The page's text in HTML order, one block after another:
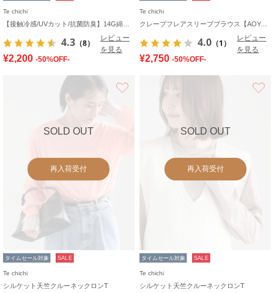
Te chichi
4.3 （8）
レビュー
を見る
¥2,200 -50%OFF-
Te chichi
クレープフレアスリーブブラウス【AOYAMA FASHION ASSOCIATION × Té chichi】
4.0 （1）
レビュー
を見る
¥2,750 -50%OFF-
SOLD OUT
再入荷受付
お気に入り
タイムセール対象 SALE
Te chichi
シルケット天竺クルーネックロンT
SOLD OUT
再入荷受付
タイムセール対象 SALE
Te chichi
シルケット天竺クルーネックロンT